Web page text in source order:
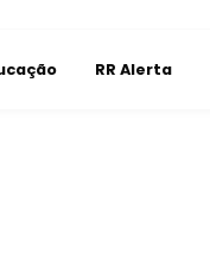
RR Alerta